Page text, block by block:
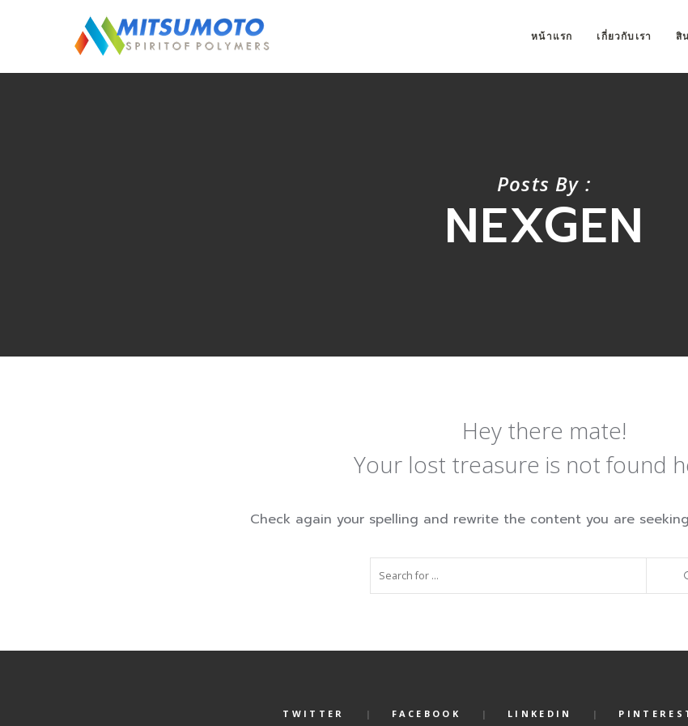
หน้าแรก เกี่ยวกับเรา สิ
Posts By :
NEXGEN
Hey there mate!
Your lost treasure is not found
Check again your spelling and rewrite the content you are
TWITTER FACEBOOK LINKEDIN